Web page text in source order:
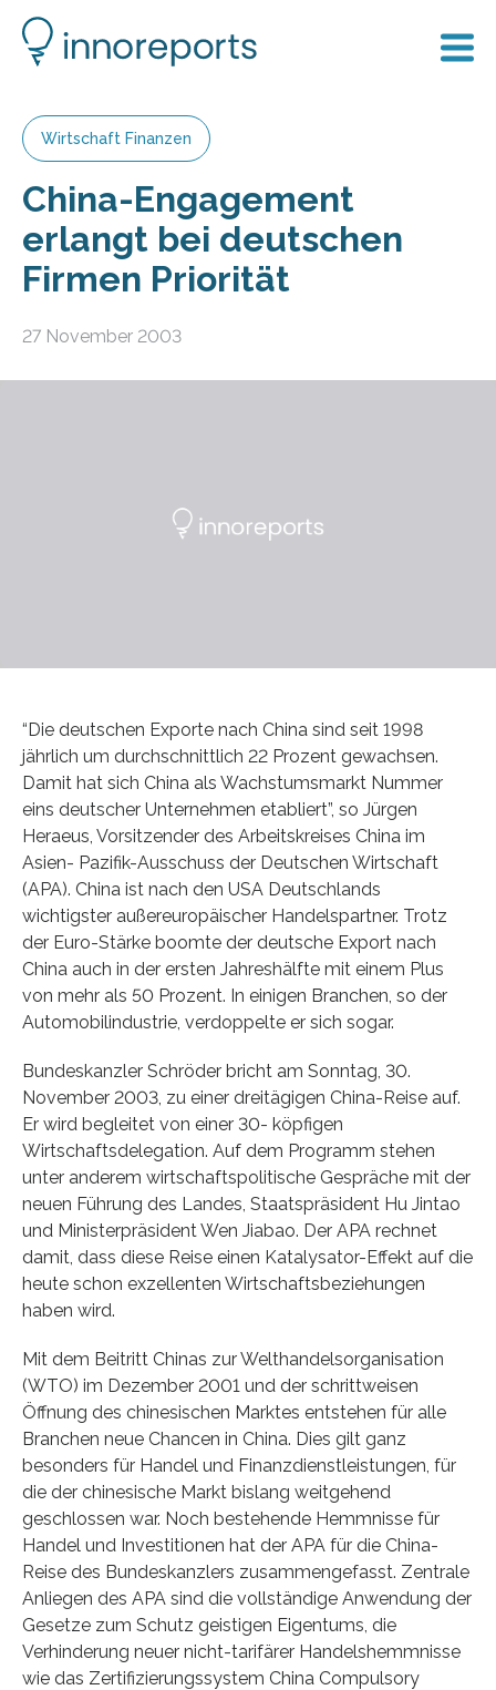
Wirtschaft Finanzen
China-Engagement
erlangt bei deutschen
Firmen Priorität
27 November 2003
“Die deutschen Exporte nach China sind seit 1998
jährlich um durchschnittlich 22 Prozent gewachsen.
Damit hat sich China als Wachstumsmarkt Nummer
eins deutscher Unternehmen etabliert”, so Jürgen
Heraeus, Vorsitzender des Arbeitskreises China im
Asien- Pazifik-Ausschuss der Deutschen Wirtschaft
(APA). China ist nach den USA Deutschlands
wichtigster außereuropäischer Handelspartner. Trotz
der Euro-Stärke boomte der deutsche Export nach
China auch in der ersten Jahreshälfte mit einem Plus
von mehr als 50 Prozent. In einigen Branchen, so der
Automobilindustrie, verdoppelte er sich sogar.
Bundeskanzler Schröder bricht am Sonntag, 30.
November 2003, zu einer dreitägigen China-Reise auf.
Er wird begleitet von einer 30- köpfigen
Wirtschaftsdelegation. Auf dem Programm stehen
unter anderem wirtschaftspolitische Gespräche mit der
neuen Führung des Landes, Staatspräsident Hu Jintao
und Ministerpräsident Wen Jiabao. Der APA rechnet
damit, dass diese Reise einen Katalysator-Effekt auf die
heute schon exzellenten Wirtschaftsbeziehungen
haben wird.
Mit dem Beitritt Chinas zur Welthandelsorganisation
(WTO) im Dezember 2001 und der schrittweisen
Öffnung des chinesischen Marktes entstehen für alle
Branchen neue Chancen in China. Dies gilt ganz
besonders für Handel und Finanzdienstleistungen, für
die der chinesische Markt bislang weitgehend
geschlossen war. Noch bestehende Hemmnisse für
Handel und Investitionen hat der APA für die China-
Reise des Bundeskanzlers zusammengefasst. Zentrale
Anliegen des APA sind die vollständige Anwendung der
Gesetze zum Schutz geistigen Eigentums, die
Verhinderung neuer nicht-tarifärer Handelshemmnisse
wie das Zertifizierungssystem China Compulsory